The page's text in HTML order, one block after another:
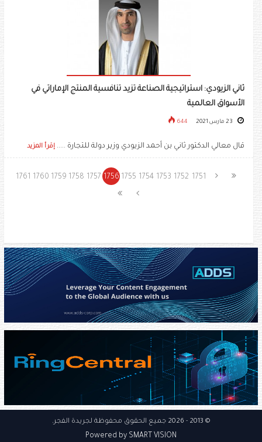
ثاني الزيودي: استراتيجية الصناعة تزيد تنافسية المنتج الإماراتي في
الأسواق العالمية
644
قال معالي الدكتور ثاني بن أحمد الزيودي وزير دولة للتجارة ..... إقرأ المزيد
1751
1752
1753
1754
1755
1756
1757
1758
1759
1760
1761
© 2013 - 2026 جميع الحقوق محفوظة لجريدة الفجر.
Powered by SMART VISION